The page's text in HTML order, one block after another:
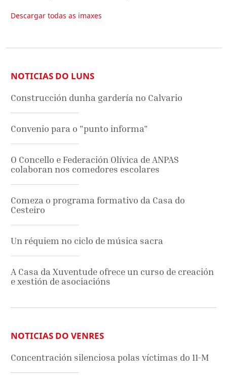
Descargar todas as imaxes
NOTICIAS DO LUNS
Construcción dunha gardería no Calvario
Convenio para o "punto informa"
O Concello e Federación Olívica de ANPAS
colaboran nos comedores escolares
Comeza o programa formativo da Casa do
Cesteiro
Un réquiem no ciclo de música sacra
A Casa da Xuventude ofrece un curso de creación
e xestión de asociacións
NOTICIAS DO VENRES
Concentración silenciosa polas víctimas do 11-M